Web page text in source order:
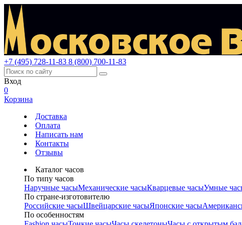
+7 (495) 728-11-83 8 (800) 700-11-83
Вход
0
Корзина
Доставка
Оплата
Написать нам
Контакты
Отзывы
Каталог часов
По типу часов
Наручные часыМеханические часыКварцевые часыУмные
По стране-изготовителю
Российские часыШвейцарские часыЯпонские часы
По особенностям